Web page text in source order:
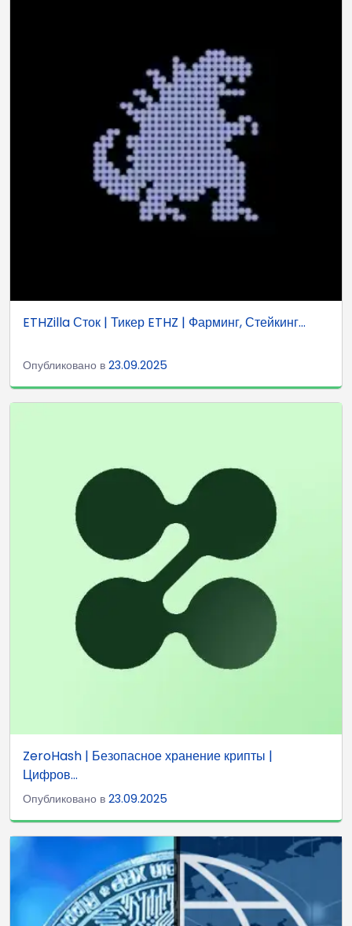
ETHZilla Сток | Тикер ETHZ | Фарминг, Стейкинг...
Опубликовано в 23.09.2025
ZeroHash | Безопасное хранение крипты |
Цифров...
Опубликовано в 23.09.2025